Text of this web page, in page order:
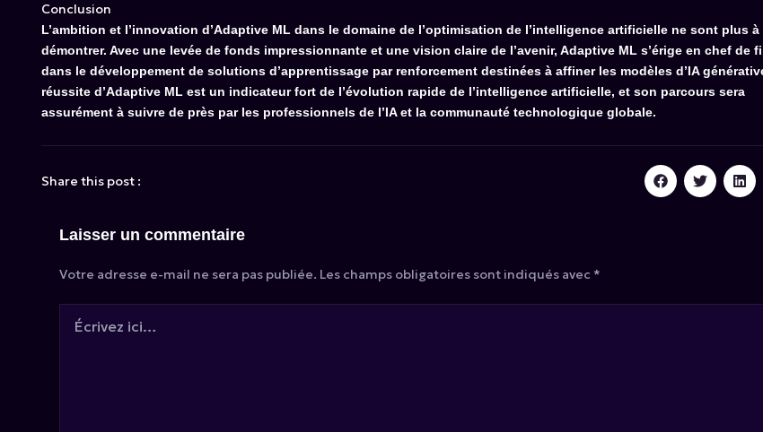
Conclusion
L’ambition et l’innovation d’Adaptive ML dans le domaine de l’optimisation de l’intelligence artificielle ne sont plus à
démontrer. Avec une levée de fonds impressionnante et une vision claire de l’avenir, Adaptive ML s’érige en chef de
dans le développement de solutions d’apprentissage par renforcement destinées à affiner les modèles d’IA
réussite d’Adaptive ML est un indicateur fort de l’évolution rapide de l’intelligence artificielle, et son parcours sera
assurément à suivre de près par les professionnels de l’IA et la communauté technologique globale.
Share this post :
Laisser un commentaire
Votre adresse e-mail ne sera pas publiée. Les champs obligatoires sont indiqués avec *
ici…